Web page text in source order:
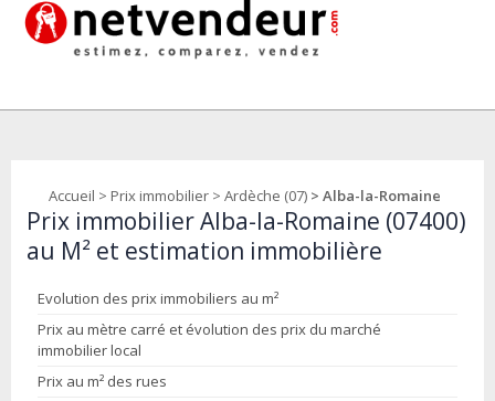
Accueil > Prix immobilier > Ardèche (07) > Alba-la-Romaine
Prix immobilier Alba-la-Romaine (07400)
au M² et estimation immobilière
Evolution des prix immobiliers au m²
Prix au mètre carré et évolution des prix du marché
immobilier local
Prix au m² des rues